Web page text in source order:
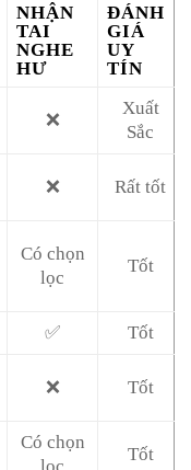
NHẬN
TAI
NGHE
HƯ
ĐÁNH
GIÁ
UY
TÍN
❌
Xuất
Sắc
❌ Rất tốt
Có chọn
lọc
Tốt
✅ Tốt
❌ Tốt
Có chọn
Tốt